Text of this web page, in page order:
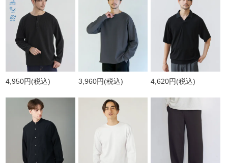
4,950円(税込) 3,960円(税込) 4,620円(税込)